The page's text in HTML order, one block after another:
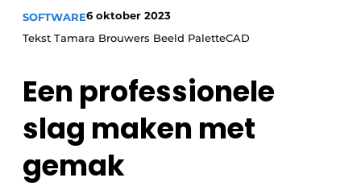
Privacy / Cookie statement
Vacature aanmelden
Video’s
Meubelbeslag & Kastindeling
SOFTWARE6 oktober 2023
Tekst Tamara Brouwers Beeld PaletteCAD
Een professionele
slag maken met
gemak